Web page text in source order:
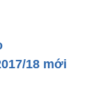
18 mới